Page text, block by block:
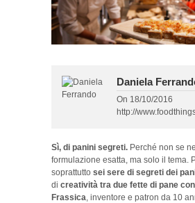
Daniela
On 18/10/2016
http://
Sì, di panini segreti. Perché non se
formulazione esatta, ma solo il tema.
soprattutto sei sere di segreti dei
di creatività tra due fette di pane
Frassica , inventore e patron da 10